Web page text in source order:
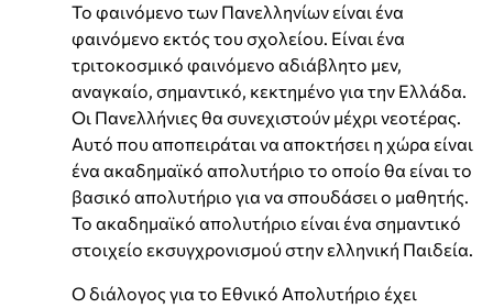
Το φαινόμενο των Πανελληνίων είναι ένα
φαινόμενο εκτός του σχολείου. Είναι ένα
τριτοκοσμικό φαινόμενο αδιάβλητο μεν,
αναγκαίο, σημαντικό, κεκτημένο για την Ελλάδα.
Οι Πανελλήνιες θα συνεχιστούν μέχρι νεοτέρας.
Αυτό που αποπειράται να αποκτήσει η χώρα είναι
ένα ακαδημαϊκό απολυτήριο το οποίο θα είναι το
βασικό απολυτήριο για να σπουδάσει ο μαθητής.
Το ακαδημαϊκό απολυτήριο είναι ένα σημαντικό
στοιχείο εκσυγχρονισμού στην ελληνική Παιδεία.
Ο διάλογος για το Εθνικό Απολυτήριο έχει